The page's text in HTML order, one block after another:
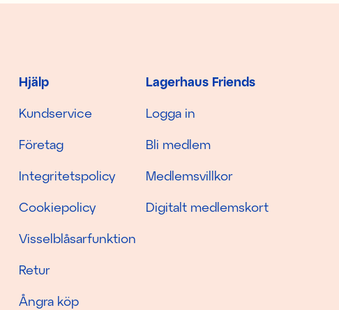
Hjälp
Kundservice
Företag
Integritetspolicy
Cookiepolicy
Visselblåsarfunktion
Retur
Ångra köp
Lagerhaus Friends
Logga in
Bli medlem
Medlemsvillkor
Digitalt medlemskort